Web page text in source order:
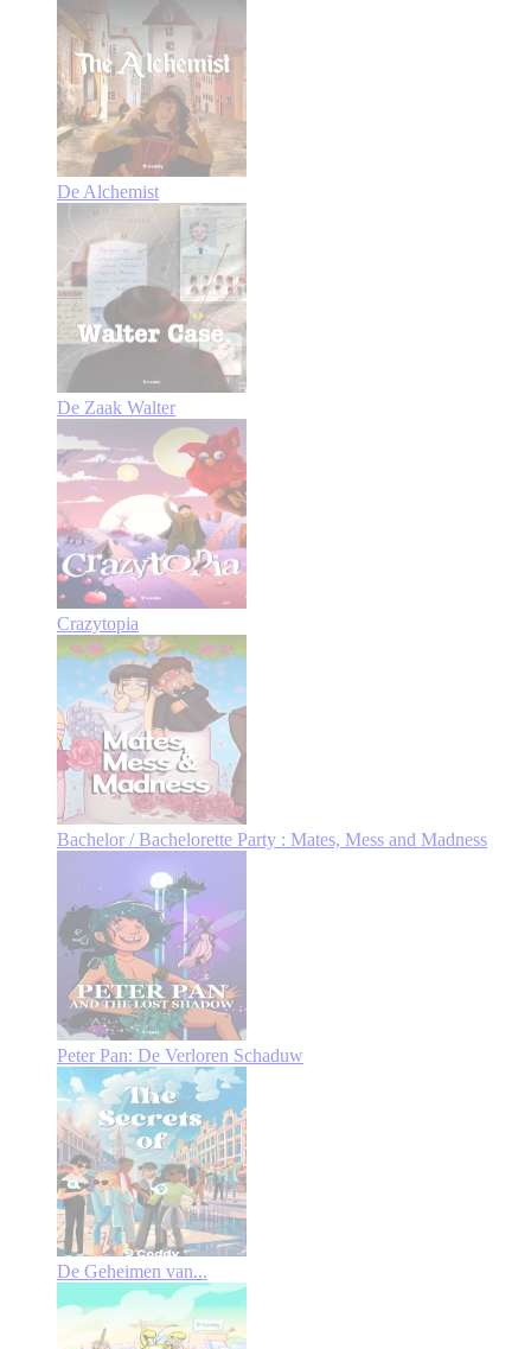
De Alchemist
De Zaak Walter
Crazytopia
Bachelor / Bachelorette Party : Mates, Mess and Madness
Peter Pan: De Verloren Schaduw
De Geheimen van...